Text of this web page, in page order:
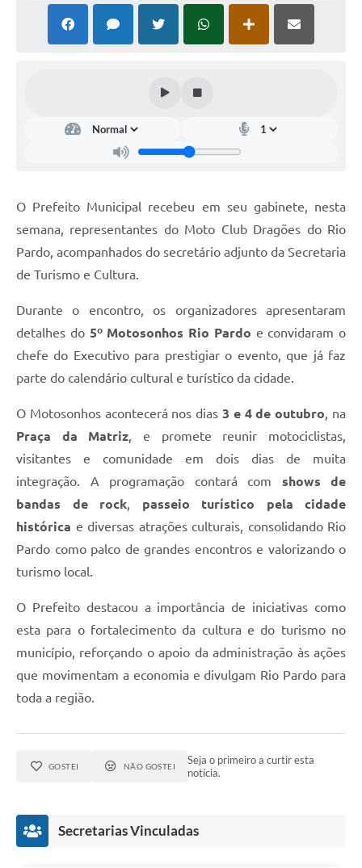
O Prefeito Municipal recebeu em seu gabinete, nesta
semana, representantes do Moto Club Dragões do Rio
Pardo, acompanhados do secretário adjunto da Secretaria
de Turismo e Cultura.
Durante o encontro, os organizadores apresentaram
detalhes do 5º Motosonhos Rio Pardo e convidaram o
chefe do Executivo para prestigiar o evento, que já faz
parte do calendário cultural e turístico da cidade.
O Motosonhos acontecerá nos dias 3 e 4 de outubro , na
Praça da Matriz , e promete reunir motociclistas,
visitantes e comunidade em dois dias de muita
integração. A programação contará com shows de
bandas de rock
passeio turístico pela cidade
histórica e diversas atrações culturais, consolidando Rio
Pardo como palco de grandes encontros e valorizando o
turismo local.
O Prefeito destacou a importância de iniciativas como
esta para o fortalecimento da cultura e do turismo no
município, reforçando o apoio da administração às ações
que movimentam a economia e divulgam Rio Pardo para
toda a região.
GOSTEI NÃO GOSTEI
Seja o primeiro a curtir esta
notícia.
Secretarias Vinculadas